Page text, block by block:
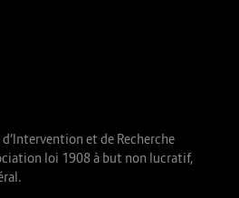
et de Recherche
loi 1908 à but non lucratif,